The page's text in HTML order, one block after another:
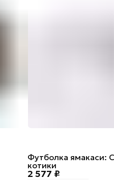
2 577 ₽
Футболка ямакаси:
котики